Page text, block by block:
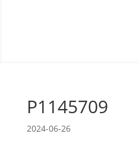
P1145709
2024-06-26